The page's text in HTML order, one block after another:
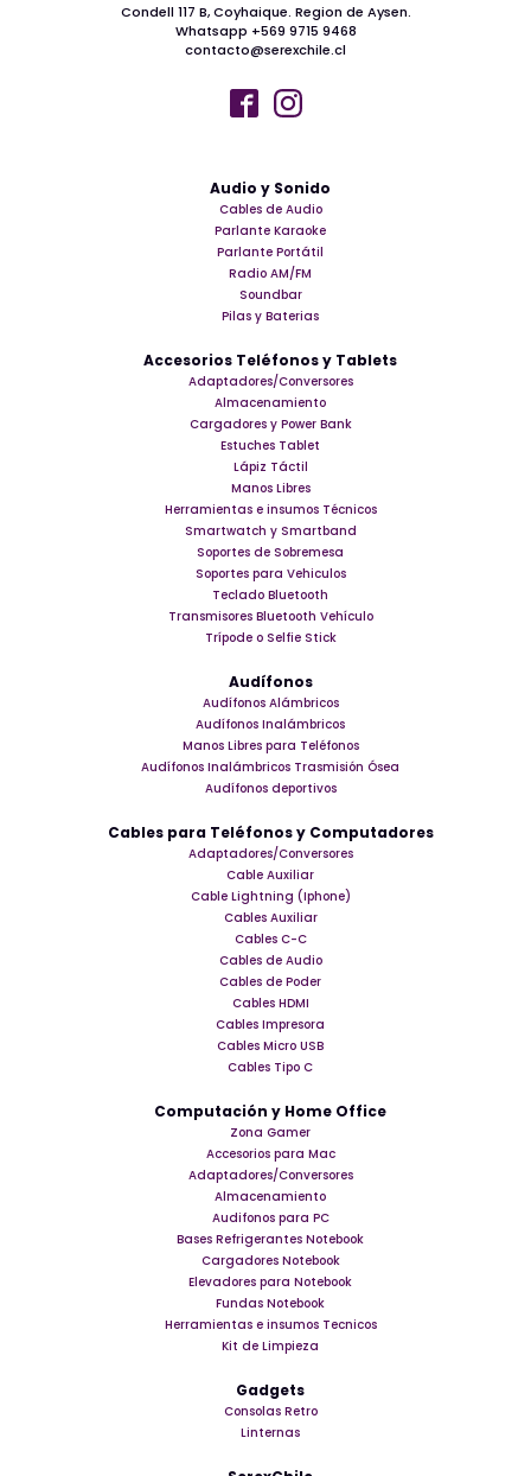
Audio y Sonido
Cables de Audio
Parlante Karaoke
Parlante Portátil
Radio AM/FM
Soundbar
Pilas y Baterias
Accesorios Teléfonos y Tablets
Adaptadores/Conversores
Almacenamiento
Cargadores y Power Bank
Estuches Tablet
Lápiz Táctil
Manos Libres
Herramientas e insumos Técnicos
Smartwatch y Smartband
Soportes de Sobremesa
Soportes para Vehiculos
Teclado Bluetooth
Transmisores Bluetooth Vehículo
Trípode o Selfie Stick
Audífonos
Audífonos Alámbricos
Audífonos Inalámbricos
Manos Libres para Teléfonos
Audífonos Inalámbricos Trasmisión Ósea
Audífonos deportivos
Cables para Teléfonos y Computadores
Adaptadores/Conversores
Cable Auxiliar
Cable Lightning (Iphone)
Cables Auxiliar
Cables C-C
Cables de Audio
Cables de Poder
Cables HDMI
Cables Impresora
Cables Micro USB
Cables Tipo C
Computación y Home Office
Zona Gamer
Accesorios para Mac
Adaptadores/Conversores
Almacenamiento
Audifonos para PC
Bases Refrigerantes Notebook
Cargadores Notebook
Elevadores para Notebook
Fundas Notebook
Herramientas e insumos Tecnicos
Kit de Limpieza
Gadgets
Consolas Retro
Linternas
Condell 117 B, Coyhaique. Region de Aysen.
Whatsapp +569 9715 9468
contacto@serexchile.cl